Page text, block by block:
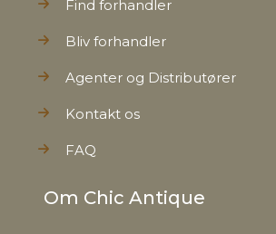
Find forhandler
Bliv forhandler
Agenter og Distributører
Kontakt os
FAQ
Om Chic Antique